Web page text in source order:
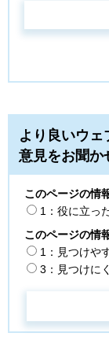
より良いウ
意見をお聞か
このページの情
1：役に立っ
このページの情
1：見つけや
3：見つけに